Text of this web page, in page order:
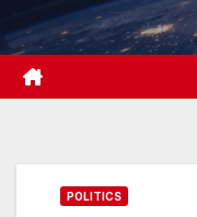
to
content
POLITICS